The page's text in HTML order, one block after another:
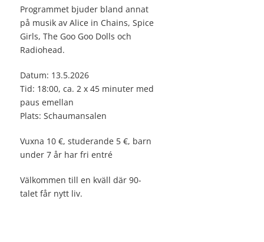
Programmet bjuder bland annat
på musik av Alice in Chains, Spice
Girls, The Goo Goo Dolls och
Radiohead.
Datum: 13.5.2026
Tid: 18:00, ca. 2 x 45 minuter med
paus emellan
Plats: Schaumansalen
Vuxna 10 €, studerande 5 €, barn
under 7 år har fri entré
Välkommen till en kväll där 90-
talet får nytt liv.